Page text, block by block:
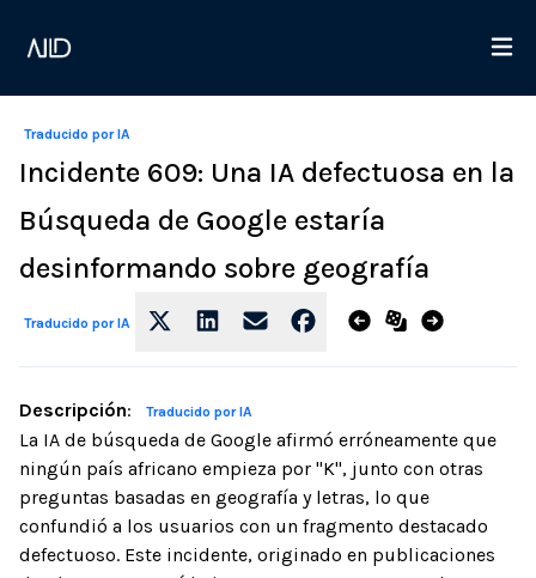
Traducido por IA
Incidente 609: Una IA defectuosa en la
Búsqueda de Google estaría
desinformando sobre geografía
Traducido por IA
Descripción: Traducido por IA
La IA de búsqueda de Google afirmó erróneamente que
ningún país africano empieza por "K", junto con otras
preguntas basadas en geografía y letras, lo que
confundió a los usuarios con un fragmento destacado
defectuoso. Este incidente, originado en publicaciones